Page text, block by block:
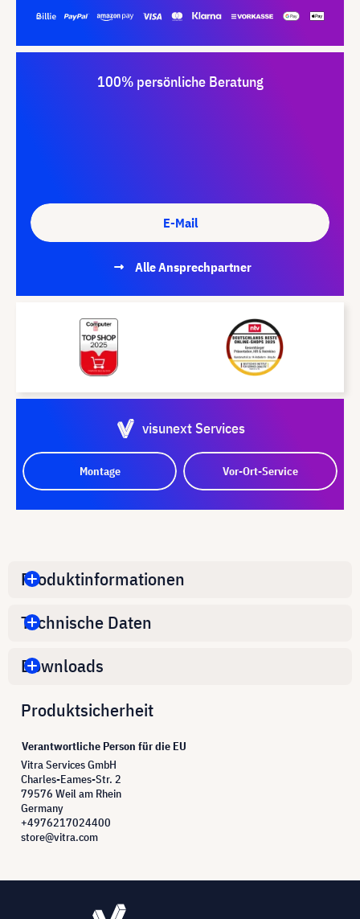
100% persönliche Beratung
E-Mail
Alle Ansprechpartner
visunext Services
Montage Vor-Ort-Service
Produktinformationen
Technische Daten
Downloads
Produktsicherheit
Verantwortliche Person für die EU
Vitra Services GmbH
Charles-Eames-Str. 2
79576 Weil am Rhein
Germany
+4976217024400
store@vitra.com